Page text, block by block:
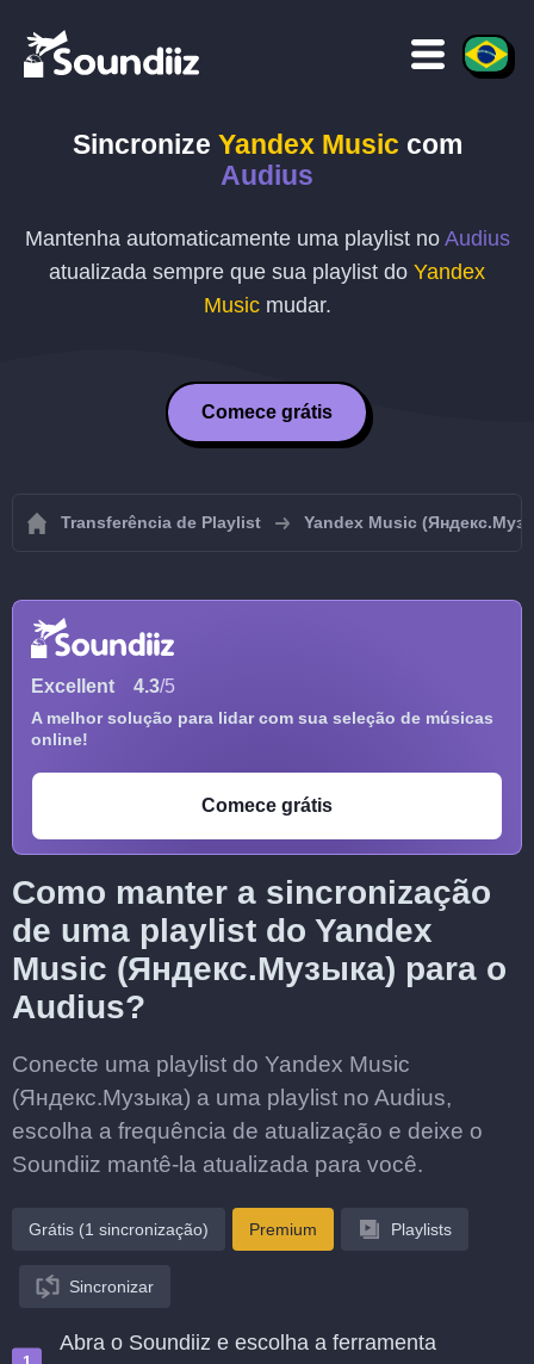
Sincronize Yandex Music com
Audius
Mantenha automaticamente uma playlist no Audius
atualizada sempre que sua playlist do Yandex
Musicmudar.
Comece grátis
Transferência de Playlist Yandex Music
Excellent 4.3/5
A melhor solução para lidar com sua seleção de músicas
online!
Comece grátis
Como manter a sincronização
de uma playlist do Yandex
Music (Яндекс.Музыка) para o
Audius?
Conecte uma playlist do Yandex Music
(Яндекс.Музыка) a uma playlist no Audius,
escolha a frequência de atualização e deixe o
Soundiiz mantê-la atualizada para você.
Grátis (1 sincronização) Premium Playlists
Sincronizar
Abra o Soundiiz e escolha a ferramenta